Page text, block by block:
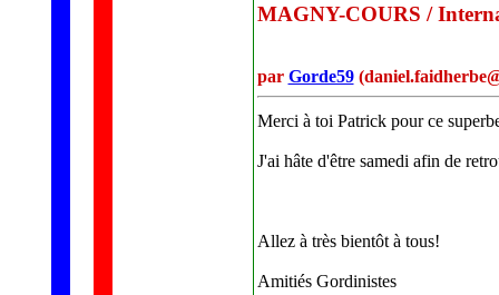
MAGNY-COURS /
par Gorde59
Merci à toi Patrick pour ce
J'ai hâte d'être samedi afin de
Allez à très bientôt à tous!
Amitiés Gordinistes